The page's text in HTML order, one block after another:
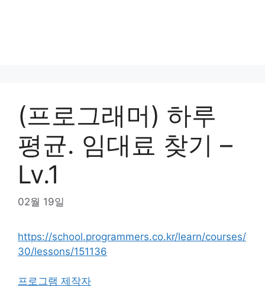
(프로그래머) 하루
평균. 임대료 찾기 –
Lv.1
02월 19일
https://school.programmers.co.kr/learn/courses/
30/lessons/151136
프로그램 제작자